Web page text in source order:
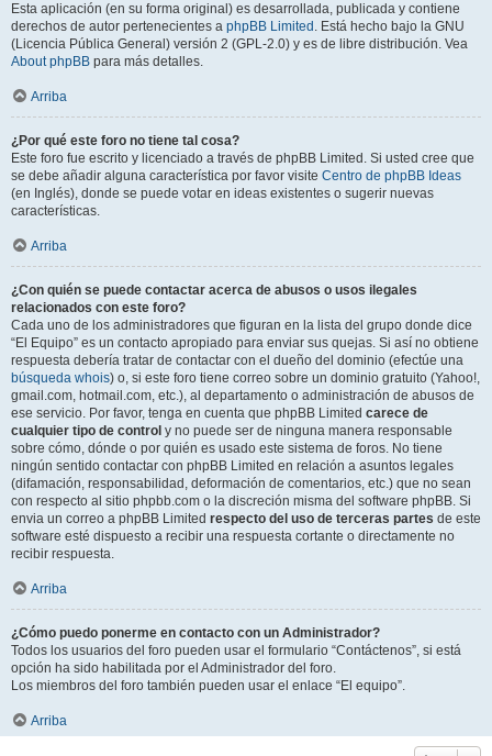
Esta aplicación (en su forma original) es desarrollada, publicada y contiene
derechos de autor pertenecientes a phpBB Limited . Está hecho bajo la GNU
(Licencia Pública General) versión 2 (GPL-2.0) y es de libre distribución. Vea
About phpBB para más detalles.
Arriba
¿Por qué este foro no tiene tal cosa?
Este foro fue escrito y licenciado a través de phpBB Limited. Si usted cree que
se debe añadir alguna característica por favor visite Centro de phpBB Ideas
(en Inglés), donde se puede votar en ideas existentes o sugerir nuevas
características.
Arriba
¿Con quién se puede contactar acerca de abusos o usos ilegales
relacionados con este foro?
Cada uno de los administradores que figuran en la lista del grupo donde dice
“El Equipo” es un contacto apropiado para enviar sus quejas. Si así no obtiene
respuesta debería tratar de contactar con el dueño del dominio (efectúe una
búsqueda whois) o, si este foro tiene correo sobre un dominio gratuito (Yahoo!,
gmail.com, hotmail.com, etc.), al departamento o administración de abusos de
ese servicio. Por favor, tenga en cuenta que phpBB Limited carece de
cualquier tipo de control y no puede ser de ninguna manera responsable
sobre cómo, dónde o por quién es usado este sistema de foros. No tiene
ningún sentido contactar con phpBB Limited en relación a asuntos legales
(difamación, responsabilidad, deformación de comentarios, etc.) que no sean
con respecto al sitio phpbb.com o la discreción misma del software phpBB. Si
envia un correo a phpBB Limited respecto del uso de terceras partes de este
software esté dispuesto a recibir una respuesta cortante o directamente no
recibir respuesta.
Arriba
¿Cómo puedo ponerme en contacto con un Administrador?
Todos los usuarios del foro pueden usar el formulario “Contáctenos”, si está
opción ha sido habilitada por el Administrador del foro.
Los miembros del foro también pueden usar el enlace “El equipo”.
Arriba